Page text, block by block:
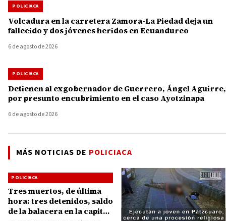
POLICIACA
Volcadura en la carretera Zamora-La Piedad deja un
fallecido y dos jóvenes heridos en Ecuandureo
6 de agosto de 2026
POLICIACA
Detienen al exgobernador de Guerrero, Ángel Aguirre,
por presunto encubrimiento en el caso Ayotzinapa
6 de agosto de 2026
MÁS NOTICIAS DE POLICIACA
POLICIACA
Tres muertos, de última
hora: tres detenidos, saldo
de la balacera en la capital